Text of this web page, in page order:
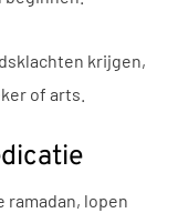
krijgen,
of arts.
ramadan, lopen